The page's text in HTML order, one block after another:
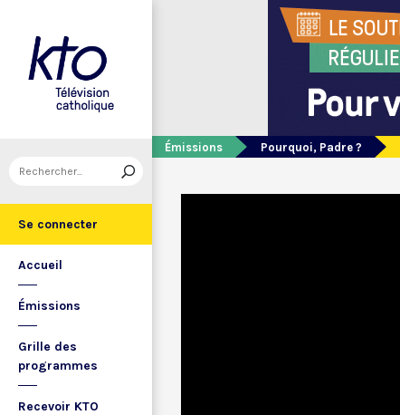
Se connecter
Accueil
Émissions
Grille des
programmes
Recevoir KTO
Émissions Pourquoi, Padre ?